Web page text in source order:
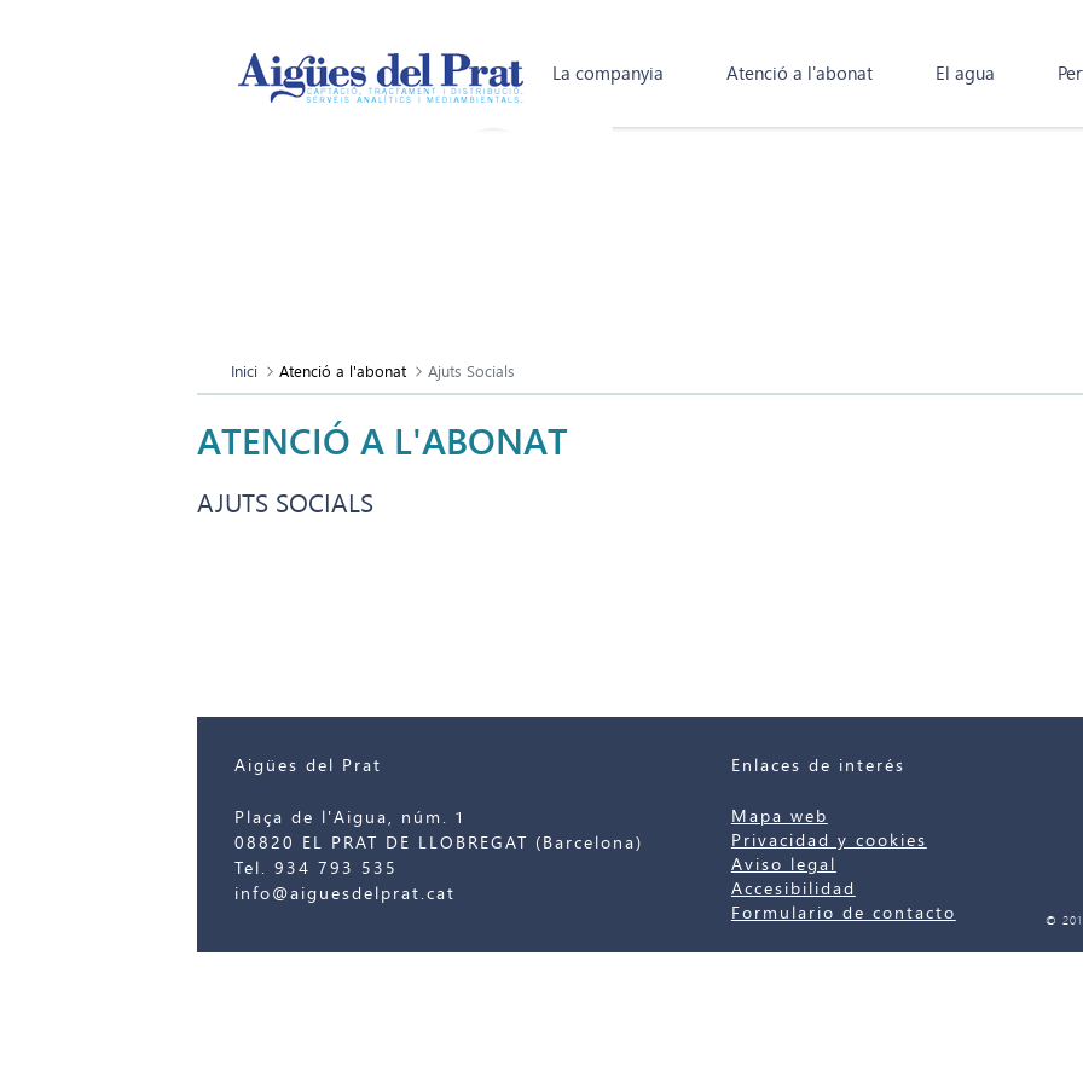
La companyia Atenció a l'abonat El agua
Inici Atenció a l'abonat Ajuts Socials
ATENCIÓ A L'ABONAT
AJUTS SOCIALS
Aigües del Prat
Plaça de l'Aigua, núm. 1
08820 EL PRAT DE LLOBREGAT (Barcelona)
Tel. 934 793 535
info@aiguesdelprat.cat
Enlaces de interés
Mapa web
Privacidad y cookies
Aviso legal
Accesibilidad
Formulario de contacto
©